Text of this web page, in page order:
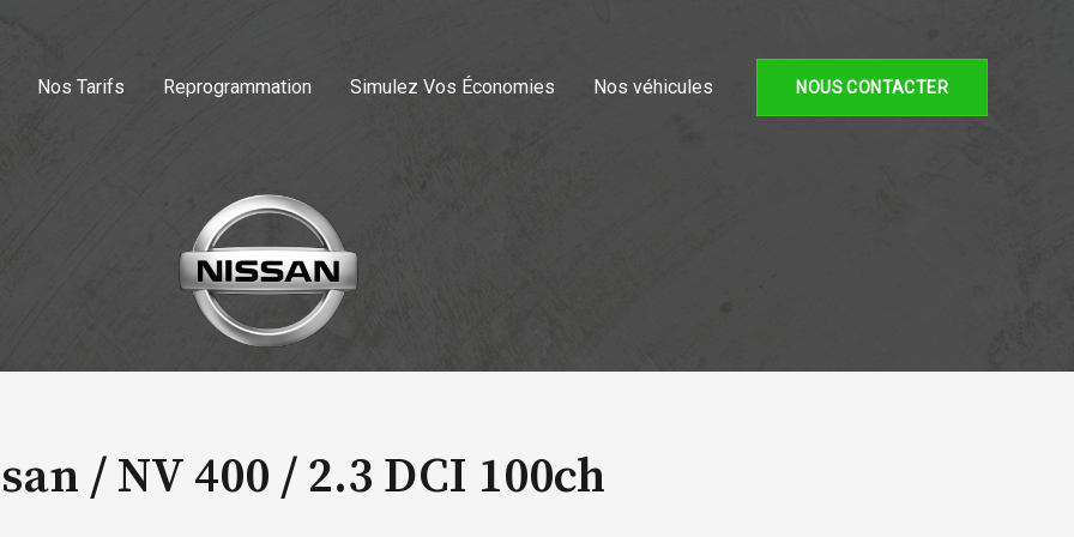
Nos Tarifs Reprogrammation Simulez Vos Économies Nos véhicules NOUS CONTACTER
/ NV 400 / 2.3 DCI 100ch